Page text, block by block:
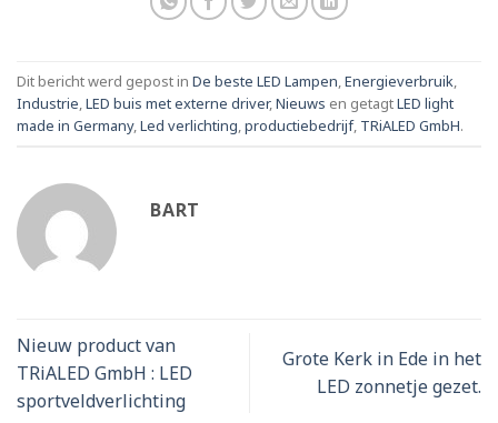
Dit bericht werd gepost in De beste LED Lampen,Energieverbruik,
Industrie,LED buis met externe driver,Nieuws en getagtLED light
made in Germany,Led verlichting,productiebedrijf, TRiALED GmbH.
BART
Nieuw product van
TRiALED GmbH : LED
sportveldverlichting
Grote Kerk in Ede in het
LED zonnetje gezet.